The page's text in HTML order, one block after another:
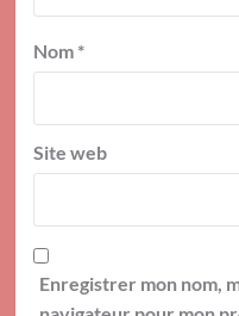
Nom *
Site web
Enregistrer mon nom,